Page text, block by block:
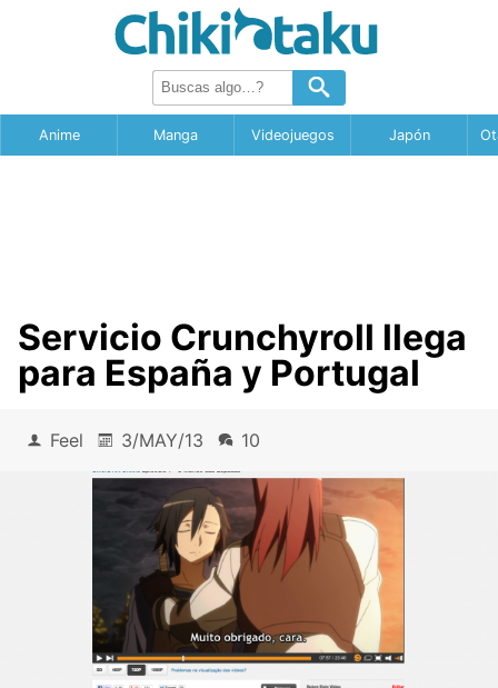
Anime Manga Videojuegos Japón
Servicio Crunchyroll llega
para España y Portugal
Feel 3/MAY/13 10